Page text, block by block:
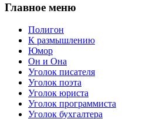
Главное меню
Полигон
К размышлению
Юмор
Он и Она
Уголок писателя
Уголок поэта
Уголок юриста
Уголок программиста
Уголок бухгалтера